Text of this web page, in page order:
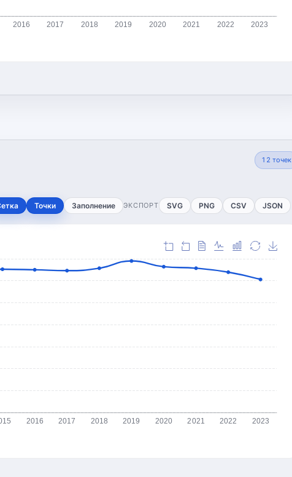
2016 2017 2018 2019 2020 2021 2022 2023
12 точек
Точки Заполнение ЭКСПОРТ SVG PNG CSV JSON
2016 2017 2018 2019 2020 2021 2022 2023